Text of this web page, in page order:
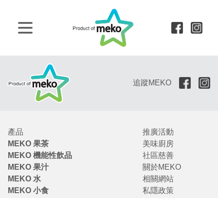
追蹤MEKO
產品
MEKO 果茶
MEKO 機能性飲品
MEKO 果汁
MEKO 水
MEKO 小食
推廣活動
美味廚房
社區慈善
關於MEKO
相關網站
私隱政策